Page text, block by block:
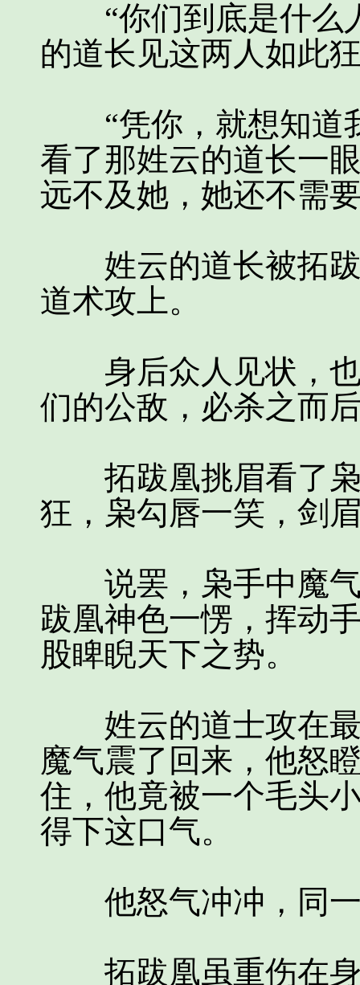
“你们到底是什么
的道长见这两人如此
“凭你，就想知道
看了那姓云的道长一
远不及她，她还不需
姓云的道长被拓跋
道术攻上。
身后众人见状，也
们的公敌，必杀之而
拓跋凰挑眉看了枭
狂，枭勾唇一笑，剑
说罢，枭手中魔气
跋凰神色一愣，挥动
股睥睨天下之势。
姓云的道士攻在最
魔气震了回来，他怒
住，他竟被一个毛头
得下这口气。
他怒气冲冲，同一
拓跋凰虽重伤在身